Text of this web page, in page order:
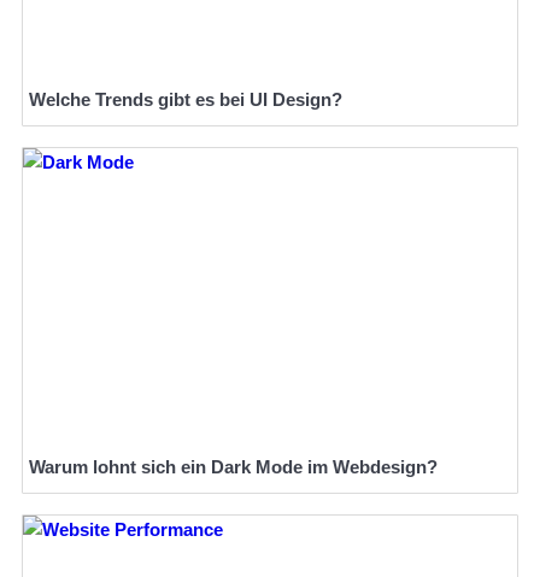
Welche Trends gibt es bei UI Design?
Warum lohnt sich ein Dark Mode im Webdesign?